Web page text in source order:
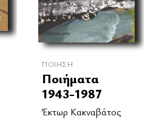
ΠΟΊΗΣΗ
Ποιήματα
1943-1987
Έκτωρ Κακναβάτος